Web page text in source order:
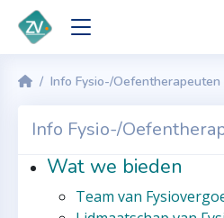
Info Fysio-/Oefentherapeuten
Info Fysio-/
Wat we bieden
Team van